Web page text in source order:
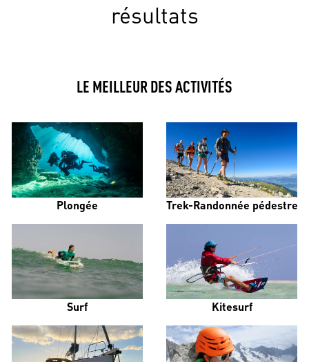
résultats
LE MEILLEUR DES ACTIVITÉS
Plongée Trek-Randonnée pédestre
Surf Kitesurf